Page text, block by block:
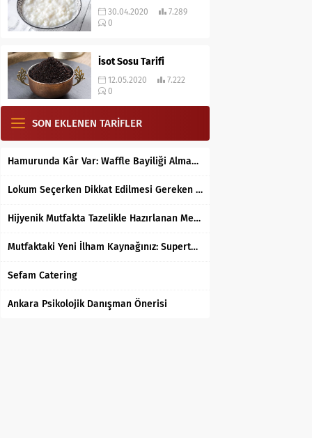
30.04.2020
7.289
0
İsot Sosu Tarifi
12.05.2020
7.222
0
SON EKLENEN TARİFLER
Hamurunda Kâr Var: Waffle Bayiliği Almak Mantıklı mı?
Lokum Seçerken Dikkat Edilmesi Gereken 7 Temel Kriter
Hijyenik Mutfakta Tazelikle Hazırlanan Mersin Tantunisi
Mutfaktaki Yeni İlham Kaynağınız: Supertarifler.com ile Tanışın
Sefam Catering
Ankara Psikolojik Danışman Önerisi